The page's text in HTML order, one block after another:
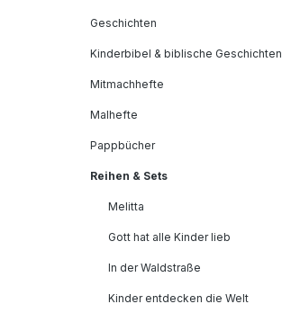
Geschichten
Kinderbibel & biblische Geschichten
Mitmachhefte
Malhefte
Pappbücher
Reihen & Sets
Melitta
Gott hat alle Kinder lieb
In der Waldstraße
Kinder entdecken die Welt